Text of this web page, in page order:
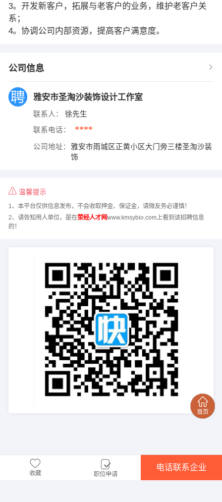
3。开发新客户，拓展与老客户的业务，维护老客户关
系；
4。协调公司内部资源，提高客户满意度。
公司信息
雅安市圣淘沙装饰设计工作室
联系人： 徐先生
联系电话： ****
公司地址：
雅安市雨城区正黄小区大门旁三楼圣淘沙装
饰
温馨提示
1、本平台仅供信息发布，不会收取押金、保证金，请微友务必谨慎！
2、请告知用人单位，是在荥经人才网www.kmsybio.com上看到该招聘信息
的！
收藏 职位申请
电话联系企业